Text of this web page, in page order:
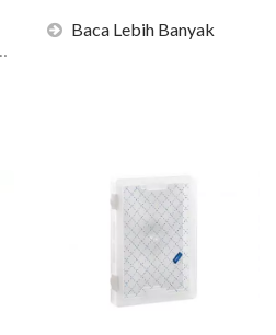
Baca Lebih Banyak